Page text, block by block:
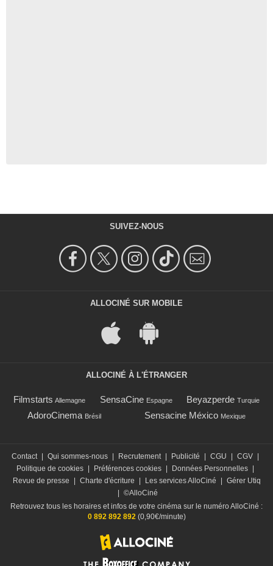
SUIVEZ-NOUS
ALLOCINÉ SUR MOBILE
ALLOCINÉ À L'ÉTRANGER
Filmstarts Allemagne SensaCine Espagne Beyazperde Turquie
AdoroCinema Brésil Sensacine México Mexique
Contact | Qui sommes-nous | Recrutement | Publicité | CGU | CGV |
Politique de cookies | Préférences cookies | Données Personnelles |
Revue de presse
| Charte d'écriture | Les services AlloCiné | Gérer Utiq
| ©AlloCiné
Retrouvez tous les horaires et infos de votre cinéma sur le numéro AlloCiné :
0 892 892 892 (0,90€/minute)